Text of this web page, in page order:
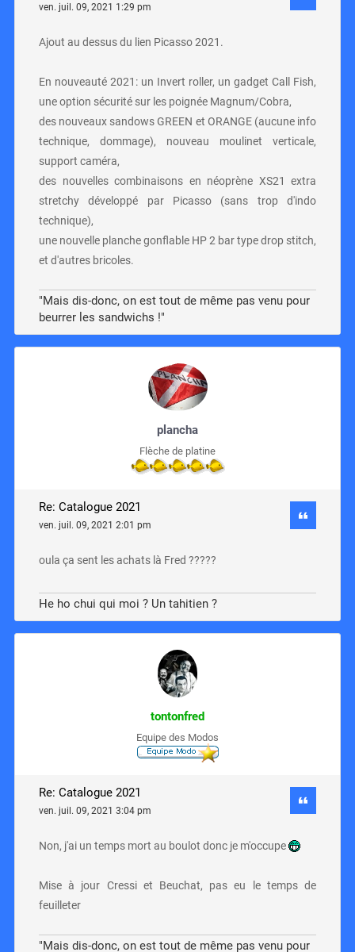
ven. juil. 09, 2021 1:29 pm
Ajout au dessus du lien Picasso 2021.
En nouveauté 2021: un Invert roller, un gadget Call Fish,
une option sécurité sur les poignée Magnum/Cobra,
des nouveaux sandows GREEN et ORANGE (aucune info
technique, dommage), nouveau moulinet verticale,
support caméra,
des nouvelles combinaisons en néoprène XS21 extra
stretchy développé par Picasso (sans trop d'indo
technique),
une nouvelle planche gonflable HP 2 bar type drop stitch,
et d'autres bricoles.
"Mais dis-donc, on est tout de même pas venu pour
beurrer les sandwichs !"
plancha
Flèche de platine
Re: Catalogue 2021
ven. juil. 09, 2021 2:01 pm
oula ça sent les achats là Fred ?????
He ho chui qui moi ? Un tahitien ?
tontonfred
Equipe des Modos
Re: Catalogue 2021
ven. juil. 09, 2021 3:04 pm
Non, j'ai un temps mort au boulot donc je m'occupe
Mise à jour Cressi et Beuchat, pas eu le temps de
feuilleter
"Mais dis-donc, on est tout de même pas venu pour